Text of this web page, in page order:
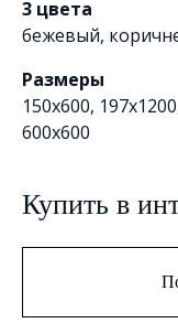
3 цвета
бежевый,
Размеры
150x600,
600x600
Купить в